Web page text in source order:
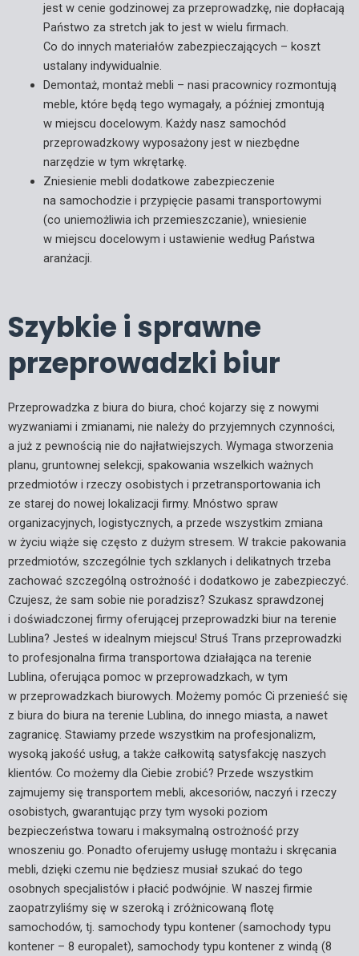
jest w cenie godzinowej za przeprowadzkę, nie dopłacają
Państwo za stretch jak to jest w wielu firmach.
Co do innych materiałów zabezpieczających – koszt
ustalany indywidualnie.
Demontaż, montaż mebli – nasi pracownicy rozmontują
meble, które będą tego wymagały, a później zmontują
w miejscu docelowym. Każdy nasz samochód
przeprowadzkowy wyposażony jest w niezbędne
narzędzie w tym wkrętarkę.
Zniesienie mebli dodatkowe zabezpieczenie
na samochodzie i przypięcie pasami transportowymi
(co uniemożliwia ich przemieszczanie), wniesienie
w miejscu docelowym i ustawienie według Państwa
aranżacji.
Szybkie i sprawne
przeprowadzki biur
Przeprowadzka z biura do biura, choć kojarzy się z nowymi
wyzwaniami i zmianami, nie należy do przyjemnych czynności,
a już z pewnością nie do najłatwiejszych. Wymaga stworzenia
planu, gruntownej selekcji, spakowania wszelkich ważnych
przedmiotów i rzeczy osobistych i przetransportowania ich
ze starej do nowej lokalizacji firmy. Mnóstwo spraw
organizacyjnych, logistycznych, a przede wszystkim zmiana
w życiu wiąże się często z dużym stresem. W trakcie pakowania
przedmiotów, szczególnie tych szklanych i delikatnych trzeba
zachować szczególną ostrożność i dodatkowo je zabezpieczyć.
Czujesz, że sam sobie nie poradzisz? Szukasz sprawdzonej
i doświadczonej firmy oferującej przeprowadzki biur na terenie
Lublina? Jesteś w idealnym miejscu! Struś Trans przeprowadzki
to profesjonalna firma transportowa działająca na terenie
Lublina, oferująca pomoc w przeprowadzkach, w tym
w przeprowadzkach biurowych. Możemy pomóc Ci przenieść się
z biura do biura na terenie Lublina, do innego miasta, a nawet
zagranicę. Stawiamy przede wszystkim na profesjonalizm,
wysoką jakość usług, a także całkowitą satysfakcję naszych
klientów. Co możemy dla Ciebie zrobić? Przede wszystkim
zajmujemy się transportem mebli, akcesoriów, naczyń i rzeczy
osobistych, gwarantując przy tym wysoki poziom
bezpieczeństwa towaru i maksymalną ostrożność przy
wnoszeniu go. Ponadto oferujemy usługę montażu i skręcania
mebli, dzięki czemu nie będziesz musiał szukać do tego
osobnych specjalistów i płacić podwójnie. W naszej firmie
zaopatrzyliśmy się w szeroką i zróżnicowaną flotę
samochodów, tj. samochody typu kontener (samochody typu
kontener – 8 europalet), samochody typu kontener z windą (8